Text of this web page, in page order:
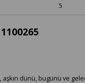
5
dünü, bugünü ve